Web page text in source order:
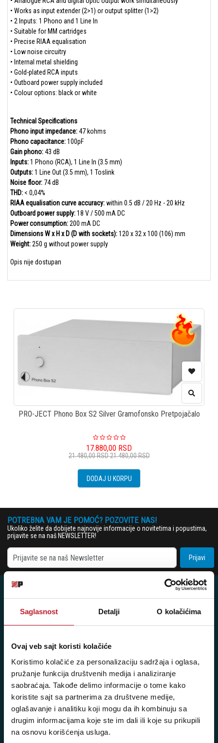
Saglasnost Detalji O kolačićima
Ovaj veb sajt koristi kolačiće
Koristimo kolačiće za personalizaciju sadržaja i oglasa,
pružanje funkcija društvenih medija i analiziranje
saobraćaja. Takođe delimo informacije o tome kako
koristite sajt sa partnerima za društvene medije,
oglašavanje i analitiku koji mogu da ih kombinuju sa
drugim informacijama koje ste im dali ili koje su prikupili
na osnovu korišćenja usluga.
• Works as input extender (2>1) or output splitter (1>2)
• 2 Inputs: 1 Phono and 1 Line In
• Suitable for MM cartridges
• Precise RIAA equalisation
• Low noise circuitry
• Internal metal shielding
• Gold-plated RCA inputs
• Outboard power supply included
• Colour options: black or white
Technical Specifications
Phono input impedance:47 kohms
Phono capacitance:100pF
Gain phono:43 dB
Inputs:1 Phono (RCA), 1 Line In (3.5 mm)
Outputs:1 Line Out (3.5 mm), 1 Toslink
Noise floor: 74 dB
THD: < 0,04%
RIAA equalisation curve accuracy:within 0.5 dB / 20 Hz - 20 kHz
Outboard power supply:18 V / 500 mA DC
Power consumption:200 mA DC
Dimensions W x H x D (D with sockets):120 x 32 x 100 (106) mm
Weight:250 g without power supply
Opis nije dostupan
PRO-JECT Phono Box S2 Silver Gramofonsko Pretpojačalo
17.880,00 RSD
21.480,00RSD21.480,00RSD
DODAJ U KORPU
POTREBNA VAM JE POMOĆ? POZOVITE NAS!
Ukoliko želite da dobijete najnovije informacije o novitetima i popustima,
prijavite se na naš NEWSLETTER!
Prijavi
Pišite nam: info@player.rs
Pozovite nas: +381 11 33-47-615
Sms/Viber/WhatsApp
060/6470116
NAŠE PRODAVNICE